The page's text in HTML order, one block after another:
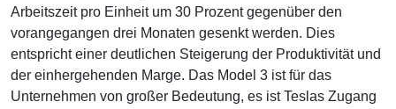
Arbeitszeit pro Einheit um 30 Prozent gegenüber den
vorangegangen drei Monaten gesenkt werden. Dies
entspricht einer deutlichen Steigerung der Produktivität und
der einhergehenden Marge. Das Model 3 ist für das
Unternehmen von großer Bedeutung, es ist Teslas Zugang